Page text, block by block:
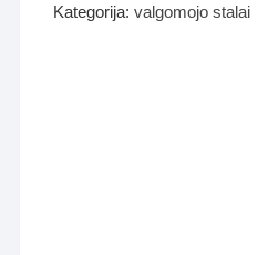
Kategorija:valgomojo stalai